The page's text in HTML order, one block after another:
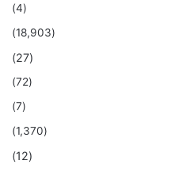
(4)
(18,903)
(27)
(72)
(7)
(1,370)
(12)